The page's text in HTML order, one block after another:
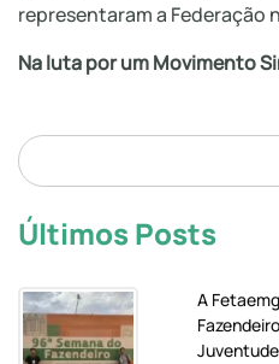
representaram a Federação
Na luta por um Movimento
Últimos Posts
A